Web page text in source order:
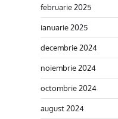
februarie 2025
ianuarie 2025
decembrie 2024
noiembrie 2024
octombrie 2024
august 2024